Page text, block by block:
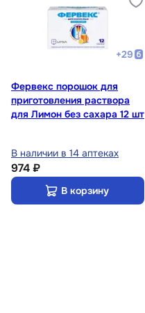
+29
Фервекс порошок для
приготовления раствора
для Лимон без сахара 12 шт
В наличии в 14 аптеках
974 ₽
В корзину